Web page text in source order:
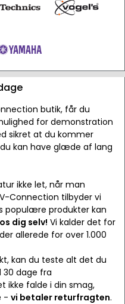
butik, får du
for demonstration
sikret at du kommer
kan have glæde af lang
ikke let, når man
Connection tilbyder vi
populære produkter kan
dig selv! Vi kalder det for
allerede for over 1.000
kan du teste alt det du
30 dage fra
ikke falde i din smag,
- vi betaler returfragten.